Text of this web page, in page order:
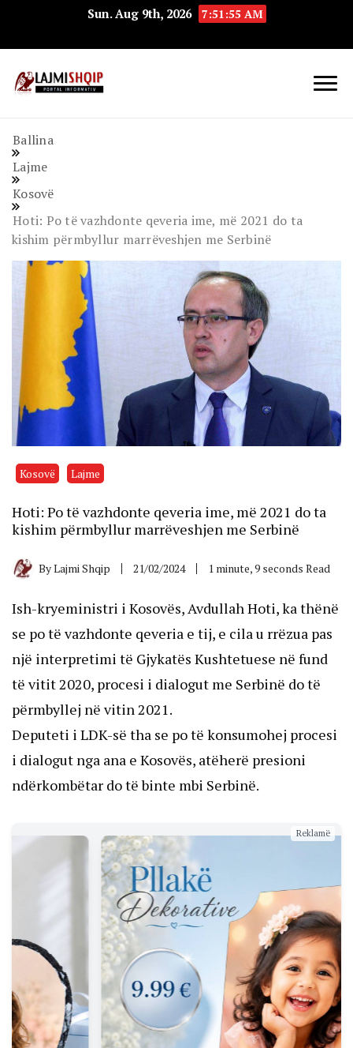
Sun. Aug 9th, 2026 7:51:56 AM
Ballina
Lajme
Kosovë
Hoti: Po të vazhdonte qeveria ime, më 2021 do ta
kishim përmbyllur marrëveshjen me Serbinë
Kosovë Lajme
Hoti: Po të vazhdonte qeveria ime, më 2021 do ta
kishim përmbyllur marrëveshjen me Serbinë
ByLajmi Shqip 21/02/2024 1 minute, 9 seconds Read
Ish-kryeministri i Kosovës, Avdullah Hoti, ka thënë
se po të vazhdonte qeveria e tij, e cila u rrëzua pas
një interpretimi të Gjykatës Kushtetuese në fund
të vitit 2020, procesi i dialogut me Serbinë do të
përmbyllej në vitin 2021.
Deputeti i LDK-së tha se po të konsumohej procesi
i dialogut nga ana e Kosovës, atëherë presioni
ndërkombëtar do të binte mbi Serbinë.
Reklamë